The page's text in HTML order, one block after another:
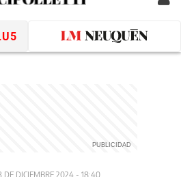
DE DICIEMBRE 2024 - 18:40